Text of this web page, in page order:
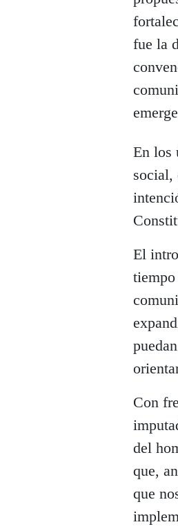
fue la
En los
social,
El
Con
del
que,
que